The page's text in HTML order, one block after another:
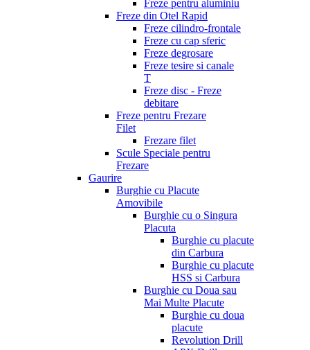
Freze pentru aluminiu
Freze din Otel Rapid
Freze cilindro-frontale
Freze cu cap sferic
Freze degrosare
Freze tesire si canale
T
Freze disc - Freze
debitare
Freze pentru Frezare
Filet
Frezare filet
Scule Speciale pentru
Frezare
Gaurire
Burghie cu Placute
Amovibile
Burghie cu o Singura
Placuta
Burghie cu placute
din Carbura
Burghie cu placute
HSS si Carbura
Burghie cu Doua sau
Mai Multe Placute
Burghie cu doua
placute
Revolution Drill